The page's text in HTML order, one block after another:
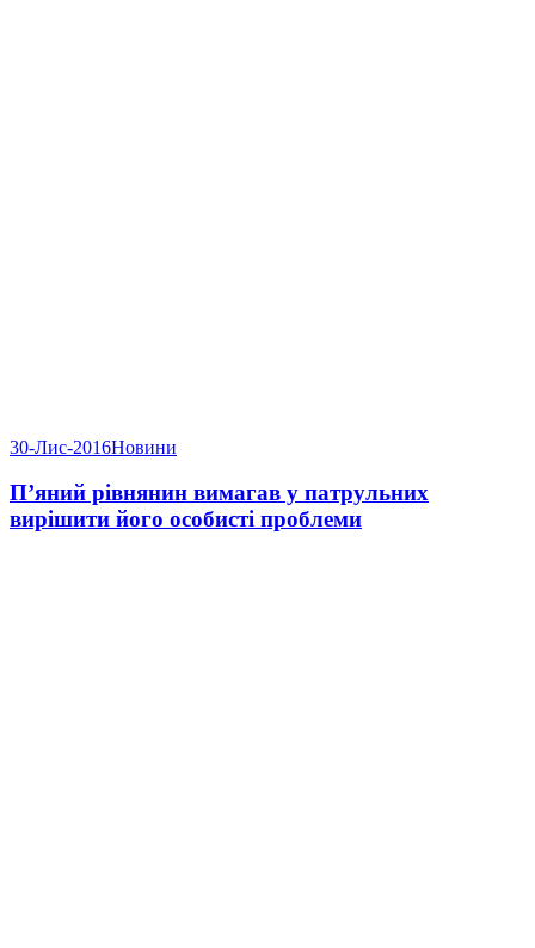
30-Лис-2016Новини
П’яний рівнянин вимагав у патрульних
вирішити його особисті проблеми